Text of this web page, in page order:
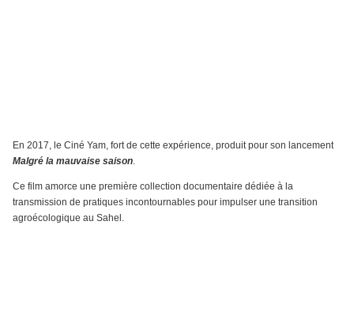
En 2017, le Ciné Yam, fort de cette expérience, produit pour son lancement
Malgré la mauvaise saison.
Ce film amorce une première collection documentaire dédiée à la
transmission de pratiques incontournables pour impulser une transition
agroécologique au Sahel.